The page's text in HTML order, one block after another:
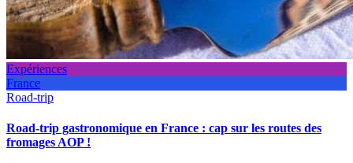
Expériences
France
Road-trip
Road-trip gastronomique en France : cap sur les routes des
fromages AOP !